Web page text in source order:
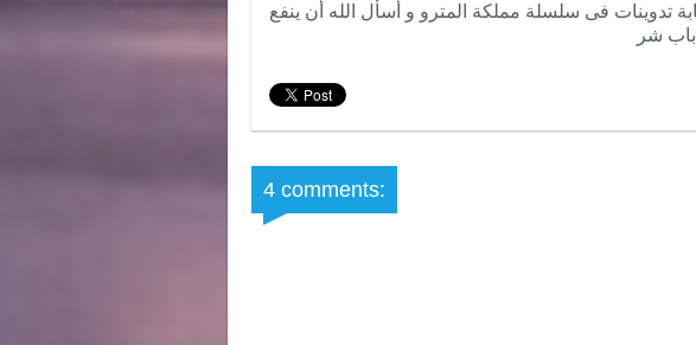
تدوينات فى سلسلة مملكة المترو و أسأل الله أن ينفع
باب شر
4 comments: